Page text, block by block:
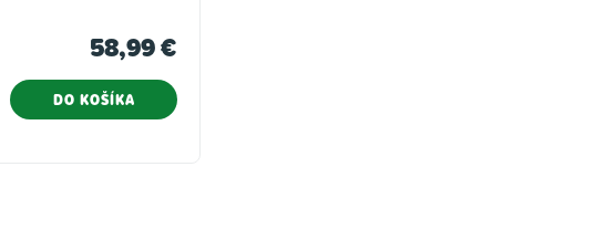
58,99 €
DO KOŠÍKA